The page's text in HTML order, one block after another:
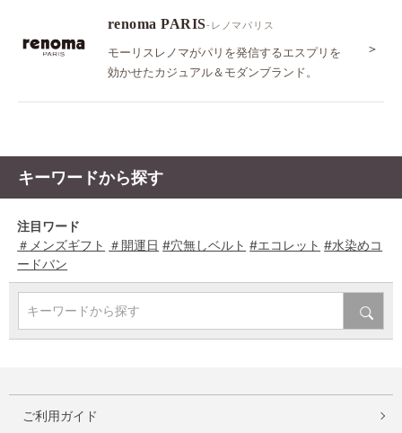
renoma PARIS-レノマパリス
モーリスレノマがパリを発信するエスプリを
効かせたカジュアル＆モダンブランド。
＞
キーワードから探す
注目ワード
＃メンズギフト ＃開運日 #穴無しベルト #エコレット #水染めコ
ードバン
キーワードから探す
ご利用ガイド